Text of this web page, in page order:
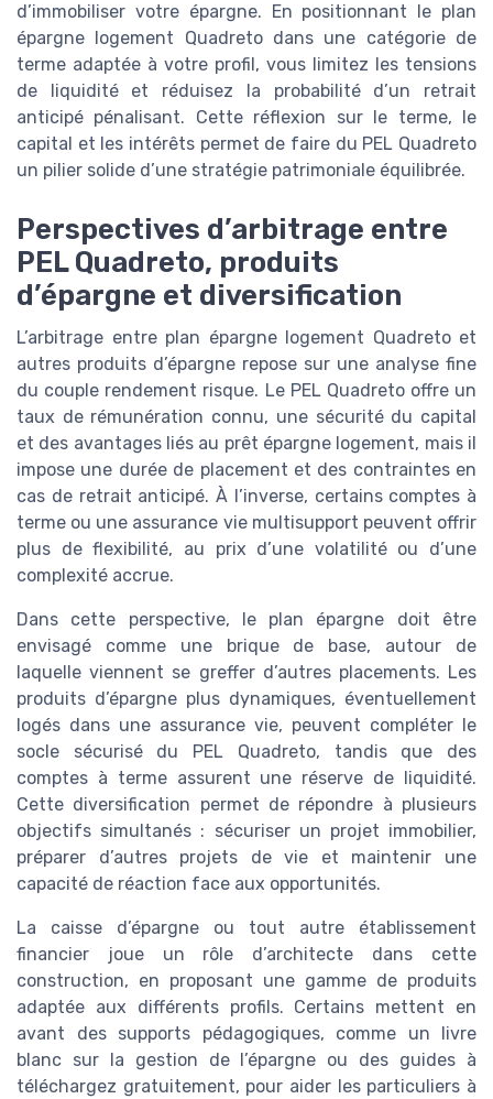
d’immobiliser votre épargne. En positionnant le plan
épargne logement Quadreto dans une catégorie de
terme adaptée à votre profil, vous limitez les tensions
de liquidité et réduisez la probabilité d’un retrait
anticipé pénalisant. Cette réflexion sur le terme, le
capital et les intérêts permet de faire du PEL Quadreto
un pilier solide d’une stratégie patrimoniale équilibrée.
Perspectives d’arbitrage entre
PEL Quadreto, produits
d’épargne et diversification
L’arbitrage entre plan épargne logement Quadreto et
autres produits d’épargne repose sur une analyse fine
du couple rendement risque. Le PEL Quadreto offre un
taux de rémunération connu, une sécurité du capital
et des avantages liés au prêt épargne logement, mais il
impose une durée de placement et des contraintes en
cas de retrait anticipé. À l’inverse, certains comptes à
terme ou une assurance vie multisupport peuvent offrir
plus de flexibilité, au prix d’une volatilité ou d’une
complexité accrue.
Dans cette perspective, le plan épargne doit être
envisagé comme une brique de base, autour de
laquelle viennent se greffer d’autres placements. Les
produits d’épargne plus dynamiques, éventuellement
logés dans une assurance vie, peuvent compléter le
socle sécurisé du PEL Quadreto, tandis que des
comptes à terme assurent une réserve de liquidité.
Cette diversification permet de répondre à plusieurs
objectifs simultanés : sécuriser un projet immobilier,
préparer d’autres projets de vie et maintenir une
capacité de réaction face aux opportunités.
La caisse d’épargne ou tout autre établissement
financier joue un rôle d’architecte dans cette
construction, en proposant une gamme de produits
adaptée aux différents profils. Certains mettent en
avant des supports pédagogiques, comme un livre
blanc sur la gestion de l’épargne ou des guides à
téléchargez gratuitement, pour aider les particuliers à